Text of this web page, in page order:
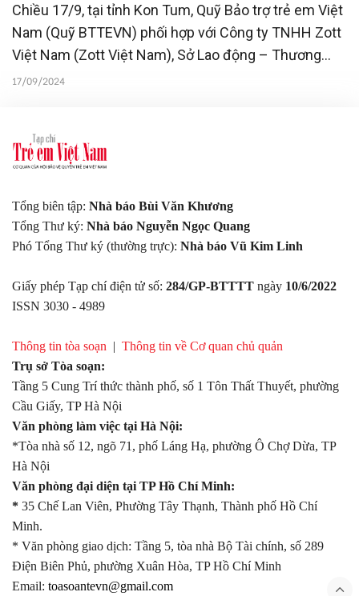
Chiều 17/9, tại tỉnh Kon Tum, Quỹ Bảo trợ trẻ em Việt
Nam (Quỹ BTTEVN) phối hợp với Công ty TNHH Zott
Việt Nam (Zott Việt Nam), Sở Lao động – Thương
binh và Xã hội tỉnh Kon Tum và chính quyền địa
quả và trao tặng 80.000 hũ váng sữa cho trẻ em
nghèo Tây Nguyên.
17/09/2024
Tổng biên tập: Nhà báo Bùi Văn Khương
Tổng Thư ký: Nhà báo Nguyễn Ngọc Quang
Phó Tổng Thư ký (thường trực): Nhà báo Vũ Kim Linh
Giấy phép Tạp chí điện tử số: 284/GP-BTTTT ngày 10/6/2022
ISSN 3030 - 4989
Thông tin tòa soạn | Thông tin về Cơ quan chủ quản
Trụ sở Tòa soạn:
Tầng 5 Cung Trí thức thành phố, số 1 Tôn Thất Thuyết, phường
Cầu Giấy, TP Hà Nội
Văn phòng làm việc tại Hà Nội:
*Tòa nhà số 12, ngõ 71, phố Láng Hạ, phường Ô Chợ Dừa, TP
Hà Nội
Văn phòng đại diện tại TP Hồ Chí Minh:
* 35 Chế Lan Viên, Phường Tây Thạnh, Thành phố Hồ Chí
Minh.
* Văn phòng giao dịch: Tầng 5, tòa nhà Bộ Tài chính, số 289
Điện Biên Phủ, phường Xuân Hòa, TP Hồ Chí Minh
Email: toasoantevn@gmail.com